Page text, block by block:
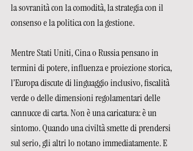
la sovranità con la comodità, la strategia con il
consenso e la politica con la gestione.
Mentre Stati Uniti, Cina o Russia pensano in
termini di potere, influenza e proiezione storica,
l’Europa discute di linguaggio inclusivo, fiscalità
verde o delle dimensioni regolamentari delle
cannucce di carta. Non è una caricatura: è un
sintomo. Quando una civiltà smette di prendersi
sul serio, gli altri lo notano immediatamente. E